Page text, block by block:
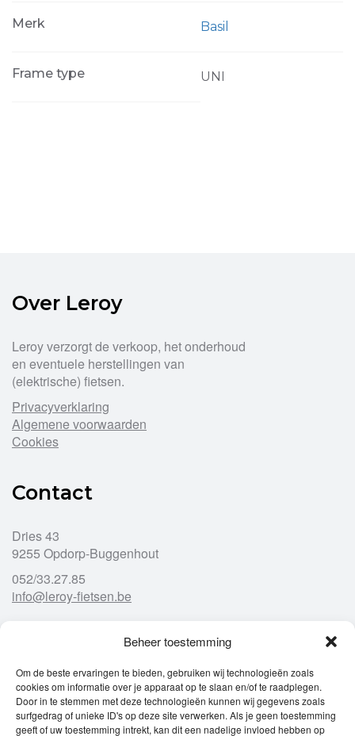
Beheer toestemming
Om de beste ervaringen te bieden, gebruiken wij technologieën zoals
cookies om informatie over je apparaat op te slaan en/of te raadplegen.
Door in te stemmen met deze technologieën kunnen wij gegevens zoals
surfgedrag of unieke ID's op deze site verwerken. Als je geen toestemming
geeft of uw toestemming intrekt, kan dit een nadelige invloed hebben op
Merk Basil
Frame type UNI
Over Leroy
Leroy verzorgt de verkoop, het onderhoud
en eventuele herstellingen van
(elektrische) fietsen.
Privacyverklaring
Algemene voorwaarden
Cookies
Contact
Dries 43
9255 Opdorp-Buggenhout
052/33.27.85
info@leroy-fietsen.be
Openingsuren
Ma
gesloten
Di
9u – 12u
13u – 18u00
Wo
9u – 12u
13u – 18u00